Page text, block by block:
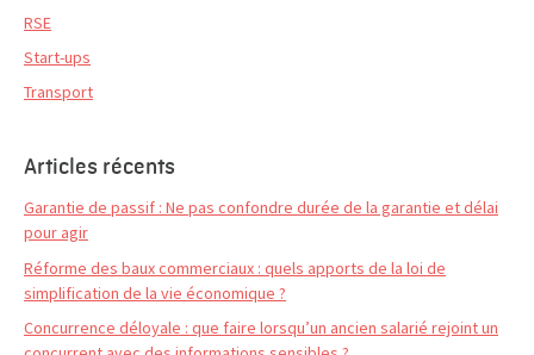
RSE
Start-ups
Transport
Articles récents
Garantie de passif : Ne pas confondre durée de la garantie et délai
pour agir
Réforme des baux commerciaux : quels apports de la loi de
simplification de la vie économique ?
Concurrence déloyale : que faire lorsqu’un ancien salarié rejoint un